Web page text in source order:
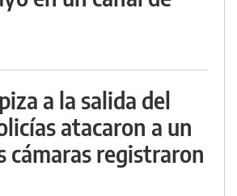
a la salida del
atacaron a un
cámaras registraron